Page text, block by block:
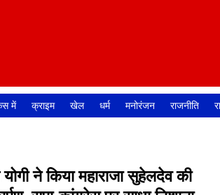
में क्राइम खेल धर्म मनोरंजन राजनीति
ने किया महाराजा सुहेलदेव की